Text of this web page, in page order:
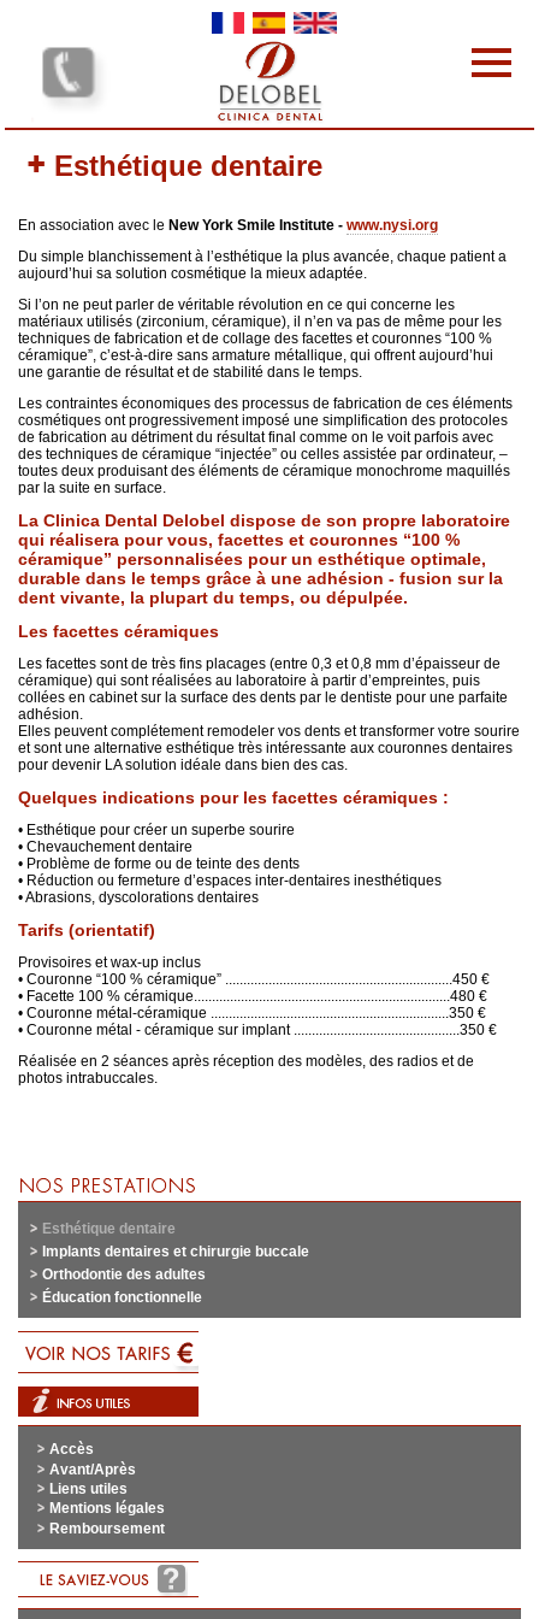
Les Prestations
Pourquoi nous choisir
Protocole
Contact
votre avis nous intéresse
Vos commentaires
Esthétique dentaire
En association avec le New York Smile Institute -www.nysi.org
Du simple blanchissement à lʼesthétique la plus avancée, chaque patient a
aujourdʼhui sa solution cosmétique la mieux adaptée.
Si lʼon ne peut parler de véritable révolution en ce qui concerne les
matériaux utilisés (zirconium, céramique), il nʼen va pas de même pour les
techniques de fabrication et de collage des facettes et couronnes “100 %
céramique”, cʼest-à-dire sans armature métallique, qui offrent aujourdʼhui
une garantie de résultat et de stabilité dans le temps.
Les contraintes économiques des processus de fabrication de ces éléments
cosmétiques ont progressivement imposé une simplification des protocoles
de fabrication au détriment du résultat final comme on le voit parfois avec
des techniques de céramique “injectée” ou celles assistée par ordinateur, –
toutes deux produisant des éléments de céramique monochrome maquillés
par la suite en surface.
La Clinica Dental Delobel dispose de son propre laboratoire
qui réalisera pour vous, facettes et couronnes “100 %
céramique” personnalisées pour un esthétique optimale,
durable dans le temps grâce à une adhésion - fusion sur la
dent vivante, la plupart du temps, ou dépulpée.
Les facettes céramiques
Les facettes sont de très fins placages (entre 0,3 et 0,8 mm dʼépaisseur de
céramique) qui sont réalisées au laboratoire à partir dʼempreintes, puis
collées en cabinet sur la surface des dents par le dentiste pour une parfaite
adhésion.
Elles peuvent complétement remodeler vos dents et transformer votre sourire
et sont une alternative esthétique très intéressante aux couronnes dentaires
pour devenir LA solution idéale dans bien des cas.
Quelques indications pour les facettes céramiques :
• Esthétique pour créer un superbe sourire
• Chevauchement dentaire
• Problème de forme ou de teinte des dents
• Réduction ou fermeture dʼespaces inter-dentaires inesthétiques
• Abrasions, dyscolorations dentaires
Tarifs (orientatif)
Provisoires et wax-up inclus
• Couronne “100 % céramique” ...............................................................450 €
• Facette 100 % céramique.......................................................................480 €
• Couronne métal-céramique ..................................................................350 €
• Couronne métal - céramique sur implant ..............................................350 €
Réalisée en 2 séances après réception des modèles, des radios et de
photos intrabuccales.
Esthétique dentaire
Implants dentaires et chirurgie buccale
Orthodontie des adultes
Éducation fonctionnelle
Accès
Avant/Après
Liens utiles
Mentions légales
Remboursement